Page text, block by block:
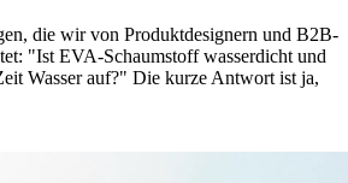
die wir von Produktdesignern und B2B-
"Ist EVA-Schaumstoff wasserdicht und
Wasser auf?" Die kurze Antwort ist ja,